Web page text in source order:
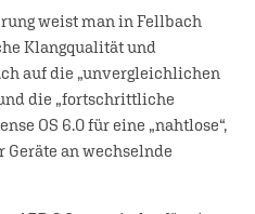
weist man in Fellbach
Klangqualität und
auf die „unvergleichlichen
die „fortschrittliche
OS 6.0 für eine „nahtlose“,
Geräte an wechselnde